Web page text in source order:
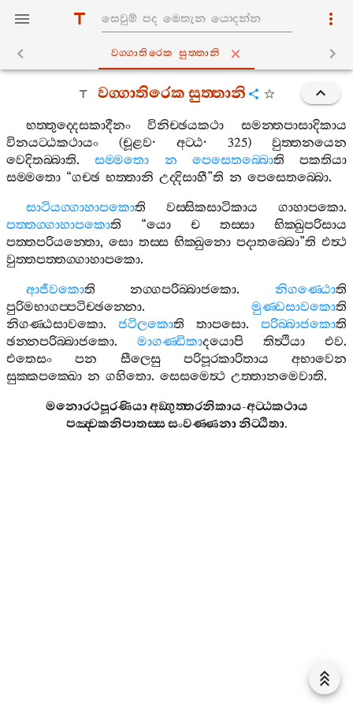
වග‍්ගාතිරෙක සුත‍්තානි
වග‍්ගාතිරෙකසුත‍්තානි
භත‍්තුද‍්දෙසකාදීනං විනිච‍්ඡයකථා
සමන‍්තපාසාදිකාය
විනයට‍්ඨකථායං (චූළව· අට‍්ඨ· 325) වුත‍්තනයෙන
වෙදිතබ‍්බාති.සම‍්මතො න පෙසෙතබ‍්බොති
පකතියා
සම‍්මතො “ගච‍්ඡ භත‍්තානි උද‍්දිසාහී”ති න පෙසෙතබ‍්බො.
සාටියග‍්ගාහාපකොති වස‍්සිකසාටිකාය ගාහාපකො.
පත‍්තග‍්ගාහාපකොති “යො ච තස‍්සා
භික‍්ඛුපරිසාය
පත‍්තපරියන‍්තො, සො තස‍්ස භික‍්ඛුනො පදාතබ‍්බො”ති එත්‍ථ
වුත‍්තපත‍්තග‍්ගාහාපකො.
ආජීවකොති නග‍්ගපරිබ‍්බාජකො. නිගණ‍්ඨොති
පුරිමභාගප‍්පටිච‍්ඡන‍්නො. මුණ‍්ඩසාවකොති
නිගණ‍්ඨසාවකො. ජටිලකොති තාපසො. පරිබ‍්බාජකොති
ඡන‍්නපරිබ‍්බාජකො. මාගණ‍්ඩිකාදයොපි තිත්‍ථියා එව.
එතෙසං
පන සීලෙසු පරිපූරකාරිතාය
අභාවෙන
සුක‍්කපක‍්ඛො න ගහිතො. සෙසමෙත්‍ථ උත‍්තානමෙවාති.
මනොරථපූරණියාඅඞ‍්ගුත‍්තරනිකාය-අට‍්ඨකථාය
පඤ‍්චකනිපාතස‍්සසංවණ‍්ණනානිට‍්ඨිතා.